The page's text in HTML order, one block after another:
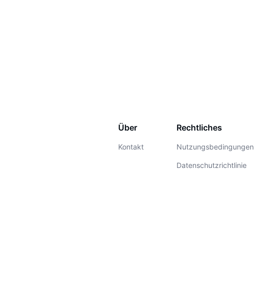
Über
Kontakt
Rechtliches
Nutzungsbedingungen
Datenschutzrichtlinie